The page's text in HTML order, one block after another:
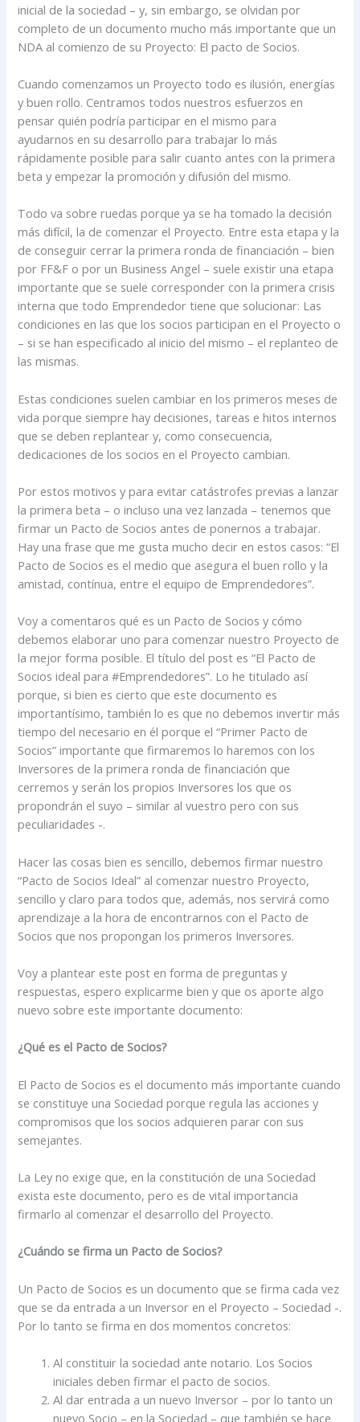
inicial de la sociedad – y, sin embargo, se olvidan por
completo de un documento mucho más importante que un
NDA al comienzo de su Proyecto: El pacto de Socios.
Cuando comenzamos un Proyecto todo es ilusión, energías
y buen rollo. Centramos todos nuestros esfuerzos en
pensar quién podría participar en el mismo para
ayudarnos en su desarrollo para trabajar lo más
rápidamente posible para salir cuanto antes con la primera
beta y empezar la promoción y difusión del mismo.
Todo va sobre ruedas porque ya se ha tomado la decisión
más difícil, la de comenzar el Proyecto. Entre esta etapa y la
de conseguir cerrar la primera ronda de financiación – bien
por FF&F o por un Business Angel – suele existir una etapa
importante que se suele corresponder con la primera crisis
interna que todo Emprendedor tiene que solucionar: Las
condiciones en las que los socios participan en el Proyecto o
– si se han especificado al inicio del mismo – el replanteo de
las mismas.
Estas condiciones suelen cambiar en los primeros meses de
vida porque siempre hay decisiones, tareas e hitos internos
que se deben replantear y, como consecuencia,
dedicaciones de los socios en el Proyecto cambian.
Por estos motivos y para evitar catástrofes previas a lanzar
la primera beta – o incluso una vez lanzada – tenemos que
firmar un Pacto de Socios antes de ponernos a trabajar.
Hay una frase que me gusta mucho decir en estos casos: “El
Pacto de Socios es el medio que asegura el buen rollo y la
amistad, contínua, entre el equipo de Emprendedores”.
Voy a comentaros qué es un Pacto de Socios y cómo
debemos elaborar uno para comenzar nuestro Proyecto de
la mejor forma posible. El título del post es “El Pacto de
Socios ideal para #Emprendedores”. Lo he titulado así
porque, si bien es cierto que este documento es
importantísimo, también lo es que no debemos invertir más
tiempo del necesario en él porque el “Primer Pacto de
Socios” importante que firmaremos lo haremos con los
Inversores de la primera ronda de financiación que
cerremos y serán los propios Inversores los que os
propondrán el suyo – similar al vuestro pero con sus
peculiaridades -.
Hacer las cosas bien es sencillo, debemos firmar nuestro
“Pacto de Socios Ideal” al comenzar nuestro Proyecto,
sencillo y claro para todos que, además, nos servirá como
aprendizaje a la hora de encontrarnos con el Pacto de
Socios que nos propongan los primeros Inversores.
Voy a plantear este post en forma de preguntas y
respuestas, espero explicarme bien y que os aporte algo
nuevo sobre este importante documento:
¿Qué es el Pacto de Socios?
El Pacto de Socios es el documento más importante cuando
se constituye una Sociedad porque regula las acciones y
compromisos que los socios adquieren parar con sus
semejantes.
La Ley no exige que, en la constitución de una Sociedad
exista este documento, pero es de vital importancia
firmarlo al comenzar el desarrollo del Proyecto.
¿Cuándo se firma un Pacto de Socios?
Un Pacto de Socios es un documento que se firma cada vez
que se da entrada a un Inversor en el Proyecto – Sociedad -.
Por lo tanto se firma en dos momentos concretos:
Al constituir la sociedad ante notario. Los Socios
iniciales deben firmar el pacto de socios.
Al dar entrada a un nuevo Inversor – por lo tanto un
nuevo Socio – en la Sociedad – que también se hace